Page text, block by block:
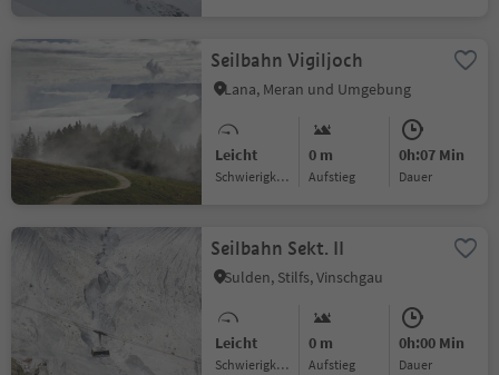
Seilbahn Vigiljoch
Lana, Meran und Umgebung
Leicht
Schwierigkeitsgrad
0 m
Aufstieg
0h:07 Min
Dauer
Seilbahn Sekt. II
Sulden, Stilfs, Vinschgau
Leicht
Schwierigkeitsgrad
0 m
Aufstieg
0h:00 Min
Dauer